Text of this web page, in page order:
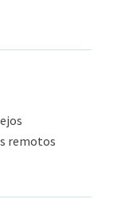
remotos